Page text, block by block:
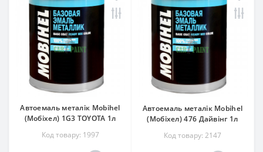
Автоемаль металік Mobihel
(Мобіхел) 1G3 TOYOTA 1л
Код товару: 1997
Автоемаль металік Mobihel
(Мобіхел) 476 Дайвінг 1л
Код товару: 2147